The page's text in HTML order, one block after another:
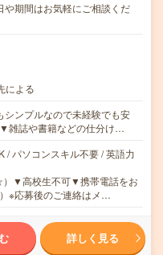
期間はお気軽にご相談くだ
による
シンプルなので未経験でも安
雑誌や書籍などの仕分け…
/ パソコンスキル不要 / 英語力
▼高校生不可▼携帯電話をお
※応募後のご連絡はメ…
詳しく見る